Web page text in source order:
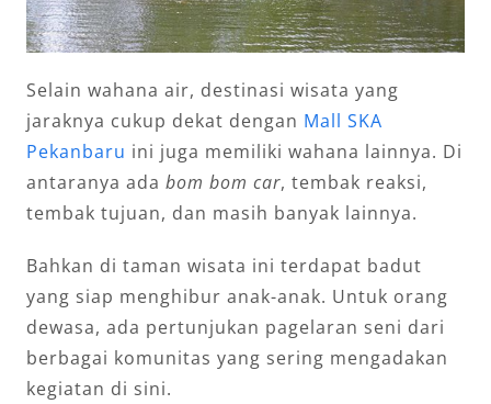
Selain wahana air, destinasi wisata yang
jaraknya cukup dekat dengan Mall SKA
Pekanbaru ini juga memiliki wahana lainnya. Di
antaranya ada bom bom car, tembak reaksi,
tembak tujuan, dan masih banyak lainnya.
Bahkan di taman wisata ini terdapat badut
yang siap menghibur anak-anak. Untuk orang
dewasa, ada pertunjukan pagelaran seni dari
berbagai komunitas yang sering mengadakan
kegiatan di sini.